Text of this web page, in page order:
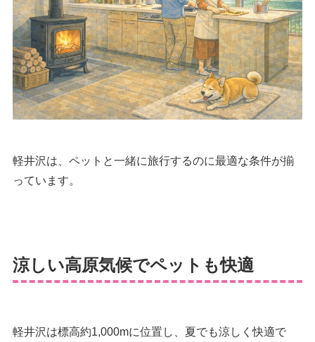
軽井沢は、ペットと一緒に旅行するのに最適な条件が揃
っています。
涼しい高原気候でペットも快適
軽井沢は標高約1,000mに位置し、夏でも涼しく快適で